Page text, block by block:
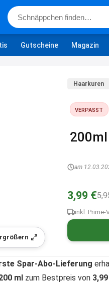
Gutscheine Magazin
Haarkuren
VERPASST
200ml
am
3,99 €
inkl. Prime-
Spar-Abo-Lieferung
ml zum Bestpreis von